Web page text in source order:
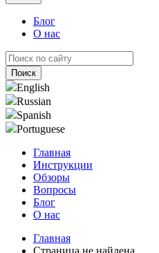
Блог
О нас
English
Russian
Spanish
Portuguese
Главная
Инструкции
Обзоры
Вопросы
Блог
О нас
Главная
Страница не найдена